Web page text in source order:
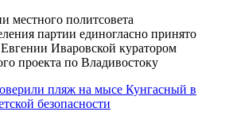
местного политсовета
партии единогласно принято
Иваровской куратором
проекта по Владивостоку